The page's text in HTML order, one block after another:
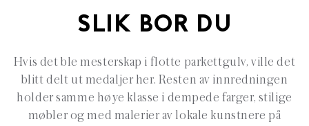
SLIK BOR DU
Hvis det ble mesterskap i flotte parkettgulv, ville det
blitt delt ut medaljer her. Resten av innredningen
holder samme høye klasse i dempede farger, stilige
møbler og med malerier av lokale kunstnere på